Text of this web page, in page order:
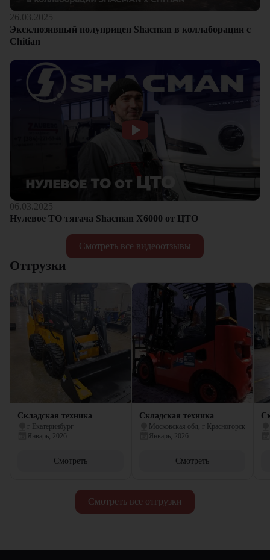
Смотреть все видеоотзывы
26.03.2025
Эксклюзивный полуприцеп Shacman в коллаборации с
Chitian
06.03.2025
Нулевое ТО тягача Shacman Х6000 от ЦТО
Смотреть все отгрузки
Отгрузки
Складская техника
г Екатеринбург
Январь, 2026
Смотреть
Складская техника
Московская обл, г Красногорск
Январь, 2026
Смотреть